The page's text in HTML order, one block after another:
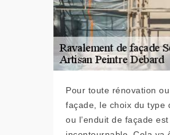
Pour toute rénovation
façade, le choix du type
ou l’enduit de façade